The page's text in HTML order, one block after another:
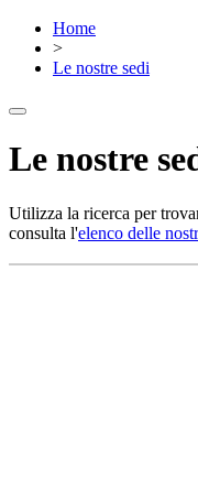
Home
>
Le nostre sedi
Le nostre
Utilizza la ricerca per
consulta l'elenco delle